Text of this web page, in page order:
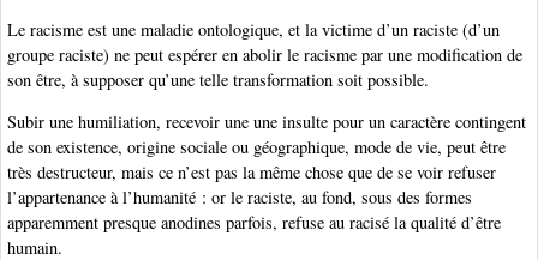
Le racisme est une maladie ontologique, et la victime d’un raciste (d’un
groupe raciste) ne peut espérer en abolir le racisme par une modification de
son être, à supposer qu’une telle transformation soit possible.
Subir une humiliation, recevoir une une insulte pour un caractère contingent
de son existence, origine sociale ou géographique, mode de vie, peut être
très destructeur, mais ce n’est pas la même chose que de se voir refuser
l’appartenance à l’humanité : or le raciste, au fond, sous des formes
apparemment presque anodines parfois, refuse au racisé la qualité d’être
humain.